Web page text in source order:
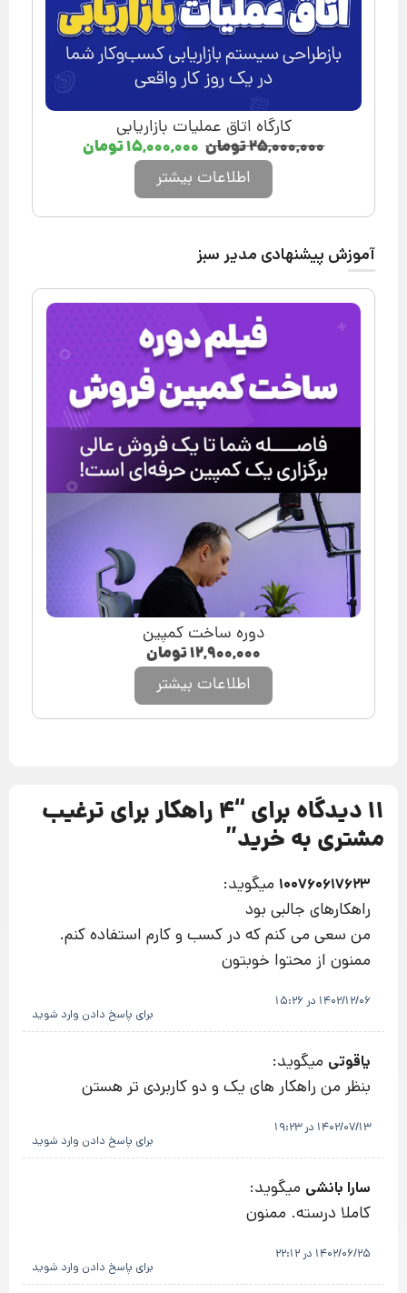
کارگاه اتاق عملیات بازاریابی
۲۵,۰۰۰,۰۰۰تومان ۱۵,۰۰۰,۰۰۰تومان
اطلاعات بیشتر
آموزش پیشنهادی مدیر سبز
دوره ساخت کمپین
۱۲,۹۰۰,۰۰۰تومان
اطلاعات بیشتر
11 دیدگاه برای “ 4 راهکار برای ترغیب
مشتری به خرید”
100760617623 میگوید:
راهکارهای جالبی بود
من سعی می کنم که در کسب و کارم استفاده کنم.
ممنون از محتوا خوبتون
1402/12/06 در 15:26
برای پاسخ دادن وارد شوید
یاقوتی میگوید:
بنظر من راهکار های یک و دو کاربردی تر هستن
1402/07/13 در 19:23
برای پاسخ دادن وارد شوید
سارا بانشی میگوید:
کاملا درسته. ممنون
1402/06/25 در 22:12
برای پاسخ دادن وارد شوید